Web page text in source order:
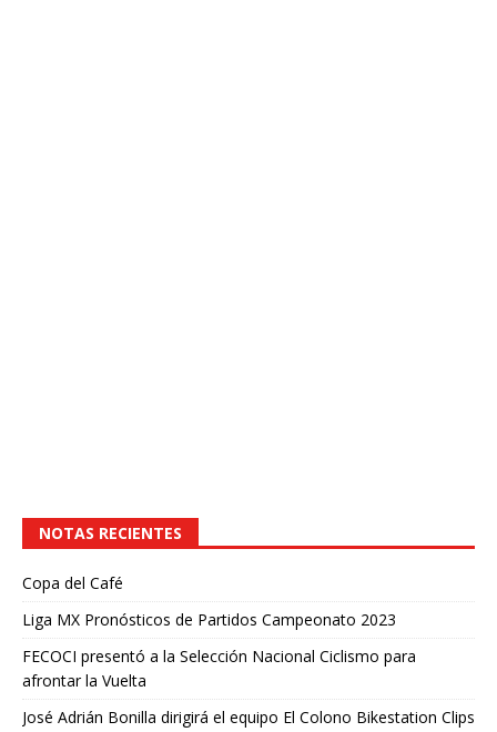
NOTAS RECIENTES
Copa del Café
Liga MX Pronósticos de Partidos Campeonato 2023
FECOCI presentó a la Selección Nacional Ciclismo para
afrontar la Vuelta
José Adrián Bonilla dirigirá el equipo El Colono Bikestation Clips